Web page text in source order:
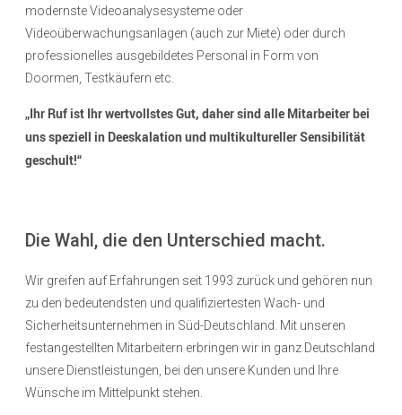
modernsteVideoanalysesysteme oder
Videoüberwachungsanlagen (auch zur Miete) oder durch
professionelles ausgebildetes Personal in Form von
Doormen, Testkäufern etc.
„Ihr Ruf ist Ihr wertvollstes Gut, daher sind alle Mitarbeiter bei
uns speziell in Deeskalation und multikultureller Sensibilität
geschult!“
Die Wahl, die den Unterschied macht.
Wir greifen auf Erfahrungen seit 1993 zurück und gehören nun
zu den bedeutendsten und qualifiziertesten Wach- und
Sicherheitsunternehmen in Süd-Deutschland. Mit unseren
festangestellten Mitarbeitern erbringen wir in ganz Deutschland
unsere Dienstleistungen, bei den unsere Kunden und Ihre
Wünsche im Mittelpunkt stehen.